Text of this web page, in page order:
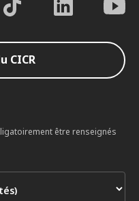
CICR
être renseignés